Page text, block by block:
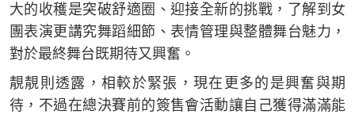
大的收穫是突破舒適圈、迎接全新的挑戰，了解到女
團表演更講究舞蹈細節、表情管理與整體舞台魅力，
對於最終舞台既期待又興奮。
靚靚則透露，相較於緊張，現在更多的是興奮與期
待，不過在總決賽前的簽售會活動讓自己獲得滿滿能